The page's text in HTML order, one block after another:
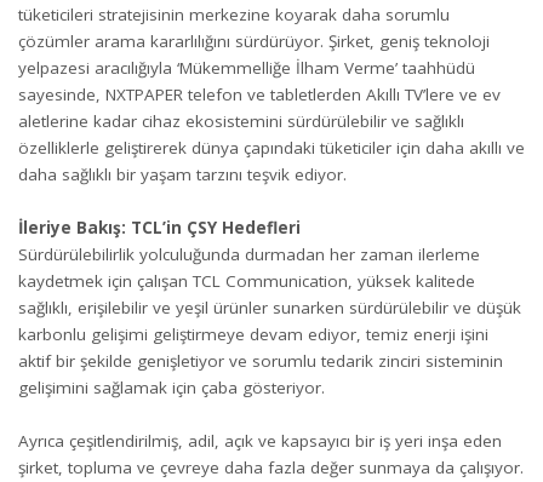
tüketicileri stratejisinin merkezine koyarak daha sorumlu
çözümler arama kararlılığını sürdürüyor. Şirket, geniş teknoloji
yelpazesi aracılığıyla ‘Mükemmelliğe İlham Verme’ taahhüdü
sayesinde, NXTPAPER telefon ve tabletlerden Akıllı TV’lere ve ev
aletlerine kadar cihaz ekosistemini sürdürülebilir ve sağlıklı
özelliklerle geliştirerek dünya çapındaki tüketiciler için daha akıllı ve
daha sağlıklı bir yaşam tarzını teşvik ediyor.
İleriye Bakış: TCL’in ÇSY Hedefleri
Sürdürülebilirlik yolculuğunda durmadan her zaman ilerleme
kaydetmek için çalışan TCL Communication, yüksek kalitede
sağlıklı, erişilebilir ve yeşil ürünler sunarken sürdürülebilir ve düşük
karbonlu gelişimi geliştirmeye devam ediyor, temiz enerji işini
aktif bir şekilde genişletiyor ve sorumlu tedarik zinciri sisteminin
gelişimini sağlamak için çaba gösteriyor.
Ayrıca çeşitlendirilmiş, adil, açık ve kapsayıcı bir iş yeri inşa eden
şirket, topluma ve çevreye daha fazla değer sunmaya da çalışıyor.